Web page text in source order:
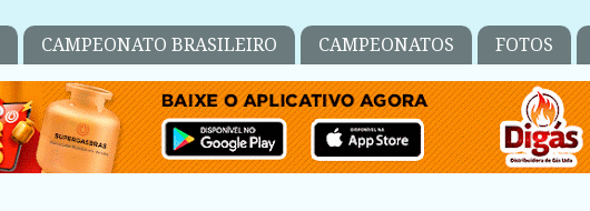
CAMPEONATO BRASILEIRO CAMPEONATOS FOTOS